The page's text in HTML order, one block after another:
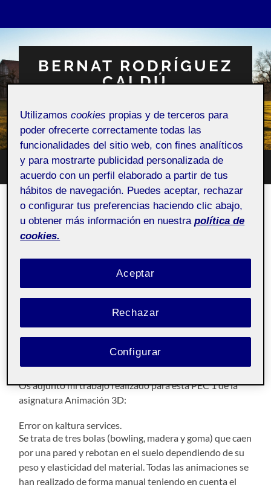
BERNAT RODRÍGUEZ
CALDÚ
Espacio Personal
Alternar
el
menú
móvil
campo
ACTIFOLIO:UNIDAD DIDÁCTICA 2: ILUMINACIÓN,
CÁMARAS, RENDER Y ANIMÁTICAS.
Unidad didáctica 2: Iluminación, cámaras, render y
animáticas.
PEC 1 – Animación 3D
SIN COMENTARIOS
Os adjunto mi trabajo realizado para esta PEC 1 de la
asignatura Animación 3D:
Error on kaltura services.
Se trata de tres bolas (bowling, madera y goma) que caen
por una pared y rebotan en el suelo dependiendo de su
peso y elasticidad del material. Todas las animaciones se
han realizado de forma manual teniendo en cuenta el
Utilizamoscookies propias y de terceros para
poder ofrecerte correctamente todas las
funcionalidades del sitio web, con fines analíticos
y para mostrarte publicidad personalizada de
acuerdo con un perfil elaborado a partir de tus
hábitos de navegación. Puedes aceptar, rechazar
o configurar tus preferencias haciendo clic abajo,
u obtener más información en nuestra política de
cookies.
Rechazar
Aceptar
Configurar